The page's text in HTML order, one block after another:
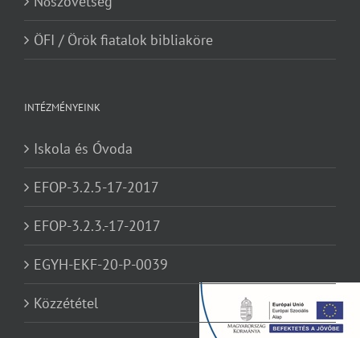
ÖFI / Örök fiatalok bibliaköre
INTÉZMÉNYEINK
Iskola és Óvoda
EFOP-3.2.5-17-2017
EFOP-3.2.3.-17-2017
EGYH-EKF-20-P-0039
Közzététel